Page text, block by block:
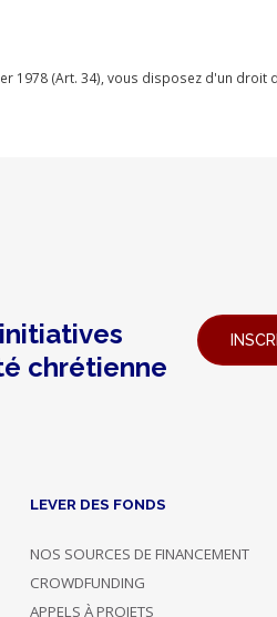
1978 (Art. 34), vous disposez d'un
chrétienne
LEVER DES FONDS
NOS SOURCES DE FINANCEMENT
CROWDFUNDING
APPELS À PROJETS